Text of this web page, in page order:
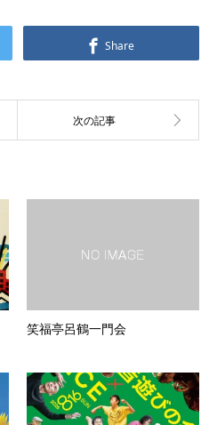
Share
笑福亭呂鶴一門会